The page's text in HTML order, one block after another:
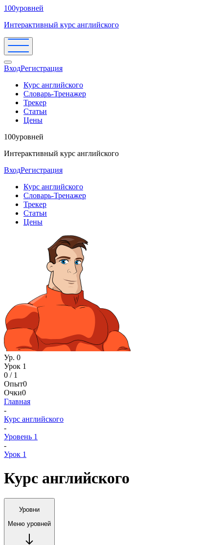
100уровней
Интерактивный курс английского
ВходРегистрация
Курс английского
Словарь-Тренажер
Трекер
Статьи
Цены
100уровней
Интерактивный курс английского
ВходРегистрация
Курс английского
Словарь-Тренажер
Трекер
Статьи
Цены
Ур. 0
Урок 1
0 / 1
Опыт0
Очки0
Главная
-
Курс английского
-
Уровень 1
-
Урок 1
Курс английского
Уровни
Меню уровней